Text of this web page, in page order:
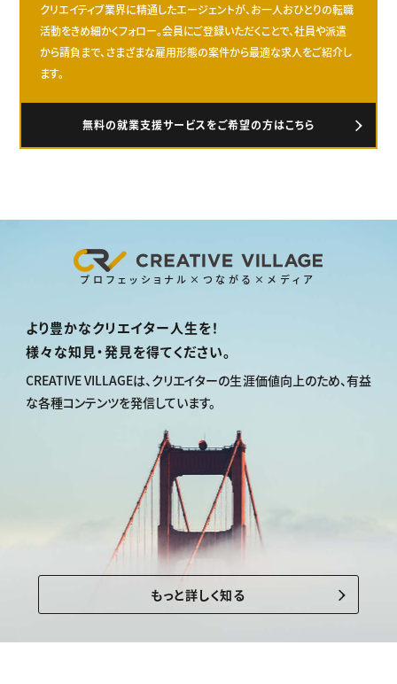
クリエイティブ業界に精通したエージェントが、お一人おひとりの転職
活動をきめ細かくフォロー。会員にご登録いただくことで、社員や派遣
から請負まで、さまざまな雇用形態の案件から最適な求人をご紹介し
ます。
無料の就業支援サービスをご希望の方はこちら
プロフェッショナル×つながる×メディア
より豊かなクリエイター人生を！
様々な知見・発見を得てください。
CREATIVE VILLAGEは、クリエイターの生涯価値向上のため、有益
な各種コンテンツを発信しています。
もっと詳しく知る